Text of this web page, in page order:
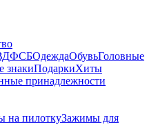
ФСБОдеждаОбувьГоловные
знакиПодаркиХиты
принадлежности
на пилоткуЗажимы для